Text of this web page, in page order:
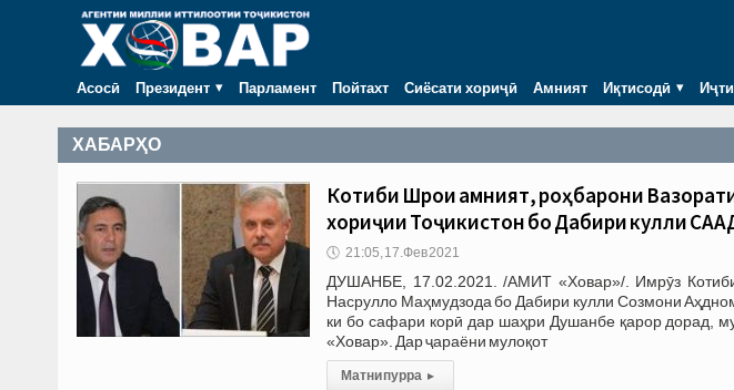
Асосӣ Президент Парламент Пойтахт Сиёсати хориҷӣ Амният Иқтисодӣ
ХАБАРҲО
Котиби Шӯрои амният, роҳбарони
хориҷии Тоҷикистон бо Дабири кулли
🕔 21:05, 17.Фев 2021
ДУШАНБЕ, 17.02.2021. /АМИТ «Ховар»/. Имрӯз
Насрулло Маҳмудзода бо Дабири кулли Созмони
ки бо сафари корӣ дар шаҳри Душанбе қарор дорад,
«Ховар». Дар ҷараёни мулоқот
Матни пурра ▸